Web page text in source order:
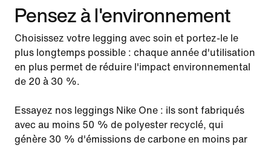
Pensez à l'environnement
Choisissez votre legging avec soin et portez-le le
plus longtemps possible : chaque année d'utilisation
en plus permet de réduire l'impact environnemental
de 20 à 30 %.
Essayez nos leggings Nike One : ils sont fabriqués
avec au moins 50 % de polyester recyclé, qui
génère 30 % d'émissions de carbone en moins par